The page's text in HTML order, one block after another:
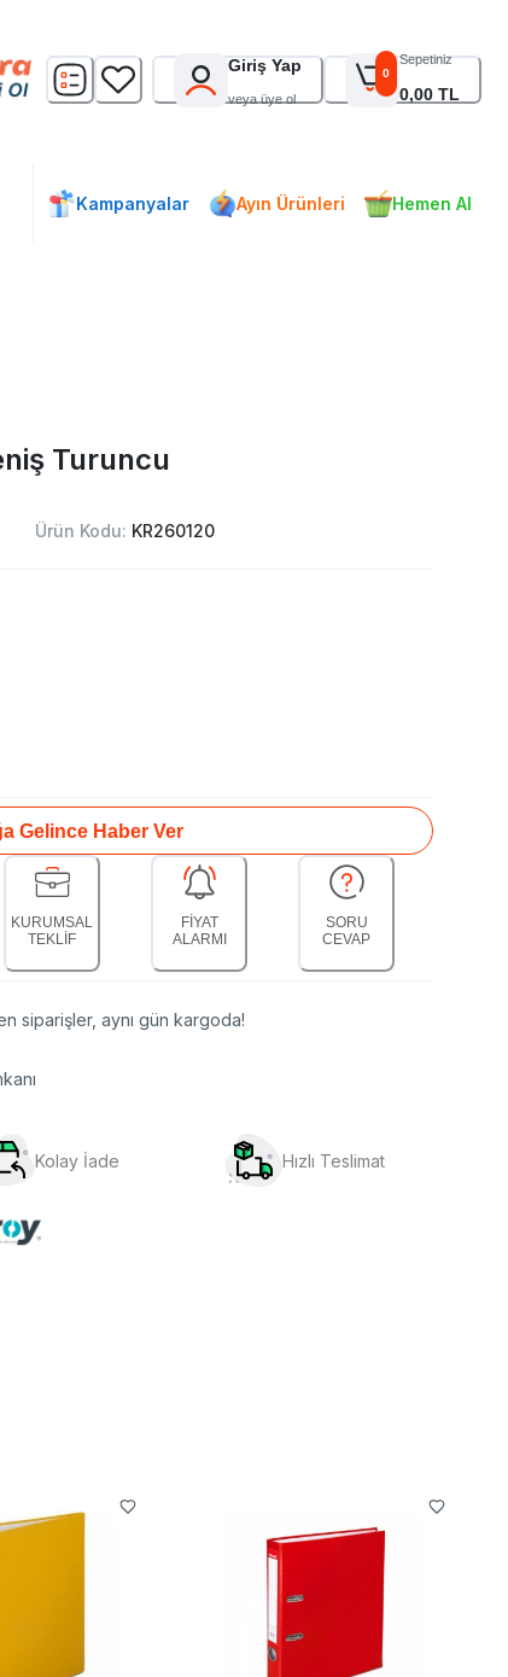
Giriş Yap
veya üye ol
0
Sepetiniz
0,00 TL
Kampanyalar Ayın Ürünleri Hemen Al
Turuncu
Ürün Kodu: KR260120
Gelince Haber Ver
KURUMSAL
TEKLİF
FİYAT
ALARMI
SORU
CEVAP
siparişler, aynı gün kargoda!
Kolay İade Hızlı Teslimat